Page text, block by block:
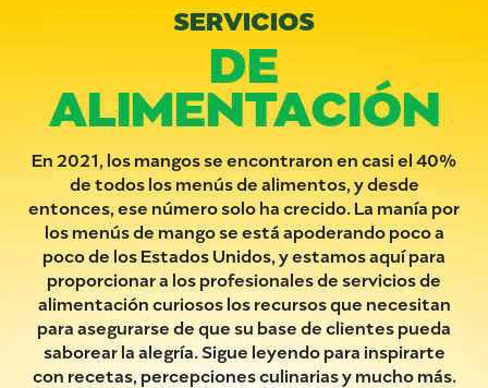
NUTRICIÓN
COMPRAR MANGOS
SERVICIOS
DE
ALIMENTACIÓN
En 2021, los mangos se encontraron en casi el 40%
de todos los menús de alimentos, y desde
entonces, ese número solo ha crecido. La manía por
los menús de mango se está apoderando poco a
poco de los Estados Unidos, y estamos aquí para
proporcionar a los profesionales de servicios de
alimentación curiosos los recursos que necesitan
para asegurarse de que su base de clientes pueda
saborear la alegría. Sigue leyendo para inspirarte
con recetas, percepciones culinarias y mucho más.